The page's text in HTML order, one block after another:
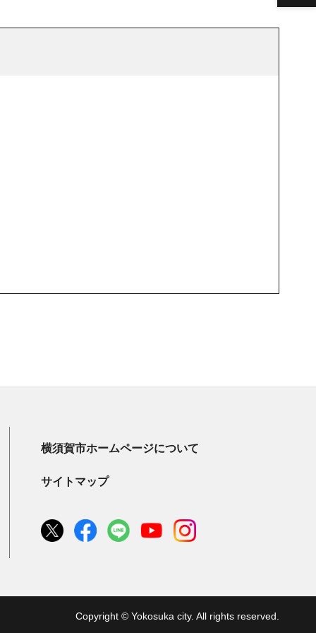
横須賀市ホームページについて
サイトマップ
Copyright © Yokosuka city. All rights reserved.